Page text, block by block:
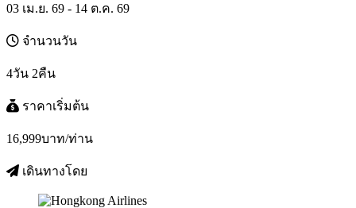
03 เม.ย. 69 - 14 ต.ค. 69
จำนวนวัน
4วัน 2คืน
ราคาเริ่มต้น
16,999บาท/ท่าน
เดินทางโดย